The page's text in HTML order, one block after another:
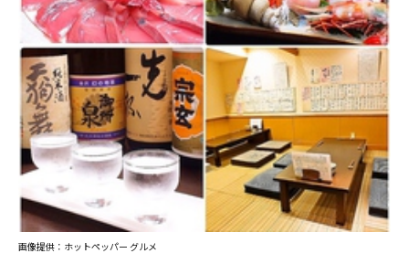
画像提供：ホットペッパー グルメ